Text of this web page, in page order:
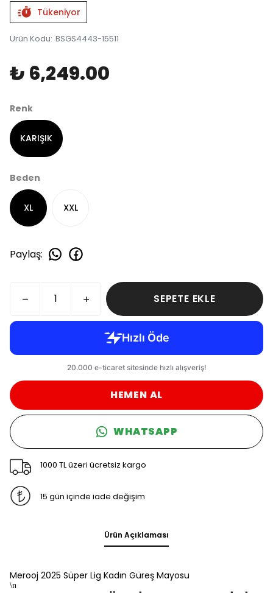
Tükeniyor
Ürün Kodu: BSGS4443-15511
₺ 6,249.00
Renk
KARIŞIK
Beden
XL XXL
Paylaş:
SEPETE EKLE
HEMEN AL
WHATSAPP
1000 TL üzeri ücretsiz kargo
15 gün içinde iade değişim
Ürün Açıklaması
Merooj 2025 Süper Lig Kadın Güreş Mayosu
\n